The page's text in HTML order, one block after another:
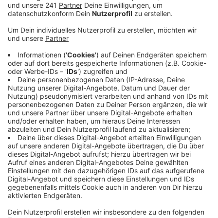
erreicht werden kann. Der rote Segelflieger befand
sich auf dem Rückflug zum Flugplatz Kurtekotten.
Auf einen Tiefflug über Schlebusch folgte dann die
Landung auf einem Feld in Fahrtrichtung
Veröffentlicht: Sonntag, 30.04.2023 19:42
Anzeige
Mehr Meldungen aus Leverkusen
Anzeige
Leverkusen: 35-Jähriger in Kiosk erstochen
Autobahnausbau bei Leverkusen: Krischer fordert
Antworten